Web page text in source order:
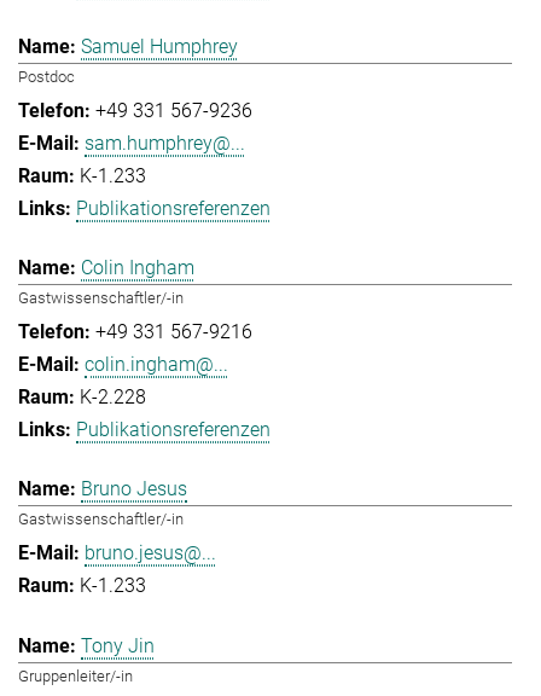
Samuel Humphrey
Postdoc
+49 331 567-9236
sam.humphrey@...
K-1.233
Publikationsreferenzen
Colin Ingham
Gastwissenschaftler/-in
+49 331 567-9216
colin.ingham@...
K-2.228
Publikationsreferenzen
Bruno Jesus
Gastwissenschaftler/-in
bruno.jesus@...
K-1.233
Tony Jin
Gruppenleiter/-in